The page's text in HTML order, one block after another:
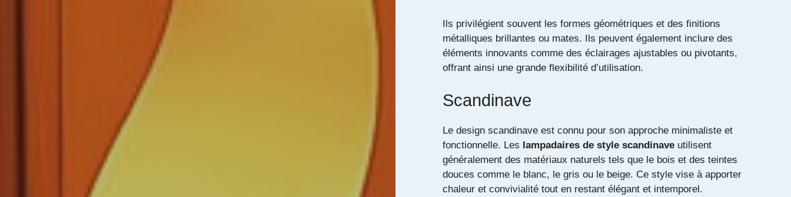
Ils privilégient souvent les formes géométriques et des finitions
métalliques brillantes ou mates. Ils peuvent également inclure des
éléments innovants comme des éclairages ajustables ou pivotants,
offrant ainsi une grande flexibilité d’utilisation.
Scandinave
Le design scandinave est connu pour son approche minimaliste et
fonctionnelle. Les lampadaires de style scandinave utilisent
généralement des matériaux naturels tels que le bois et des teintes
douces comme le blanc, le gris ou le beige. Ce style vise à apporter
chaleur et convivialité tout en restant élégant et intemporel.